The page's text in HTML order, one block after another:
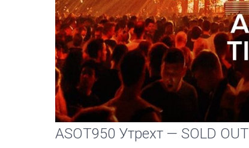
ASOT950 Утрехт — SOLD OUT